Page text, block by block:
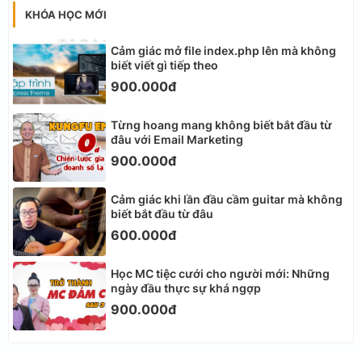
KHÓA HỌC MỚI
Cảm giác mở file index.php lên mà không
biết viết gì tiếp theo
900.000đ
Từng hoang mang không biết bắt đầu từ
đâu với Email Marketing
900.000đ
Cảm giác khi lần đầu cầm guitar mà không
biết bắt đầu từ đâu
600.000đ
Học MC tiệc cưới cho người mới: Những
ngày đầu thực sự khá ngợp
900.000đ